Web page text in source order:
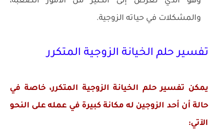
والمشكلات في حياته الزوجية.
تفسير حلم الخيانة الزوجية المتكرر
يمكن تفسير حلم الخيانة الزوجية المتكرر، خاصة في
حالة أن أحد الزوجين له مكانة كبيرة في عمله على النحو
الآتي: